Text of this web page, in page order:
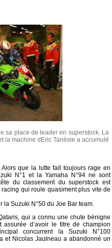
sa place de leader en superstock. La
la machine dEric Tanésie a accumulé
Alors que la lutte fait toujours rage en
N°1 et la Yamaha N°94 ne sont
du classement du superstock est
qui roule quasiment plus vite de
la Suzuki N°50 du Joe Bar team.
qui a connu une chute bénigne
d’avoir le titre de champion
concurrent la Suzuki N°100
et Nicolas Jaulneau a abandonné un